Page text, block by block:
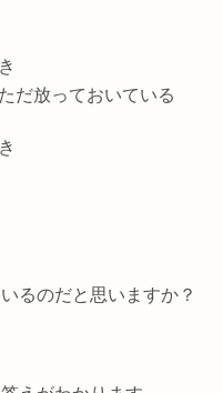
だ放っておいている
るのだと思いますか？